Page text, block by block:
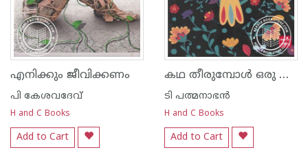
എനിക്കും ജീവിക്കണം
പി കേശവദേവ്‌
H and C Books
Add to Cart
കഥ തീരുമ്പോള്‍ ഒരു വാനമ്പാടി പറക്കുന്നു
ടി പത്മനാഭന്‍
H and C Books
Add to Cart